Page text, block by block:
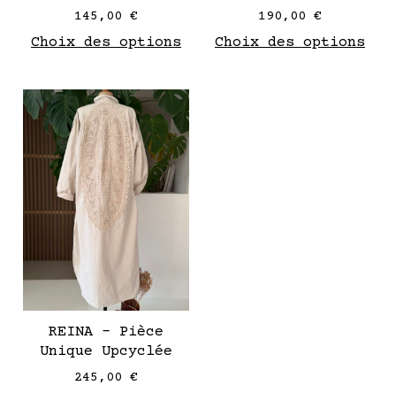
145,00 €
Choix des optionsproduit
190,00 €
Choix des options
REINA – Pièce
Unique Upcyclée
245,00 €
Ce
produit
a
variantes.